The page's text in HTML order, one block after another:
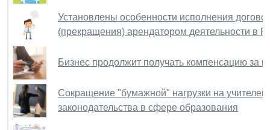
Установлены особенности исполнения
(прекращения) арендатором деятельности в
Бизнес продолжит получать компенсацию за
Сокращение "бумажной" нагрузки на
законодательства в сфере образования